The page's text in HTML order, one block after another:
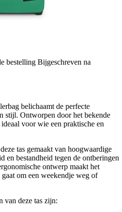
bestelling Bijgeschreven na
belichaamt de perfecte
stijl. Ontworpen door het bekende
voor wie een praktische en
tas gemaakt van hoogwaardige
en bestandheid tegen de ontberingen
ontwerp maakt het
om een weekendje weg of
van deze tas zijn: